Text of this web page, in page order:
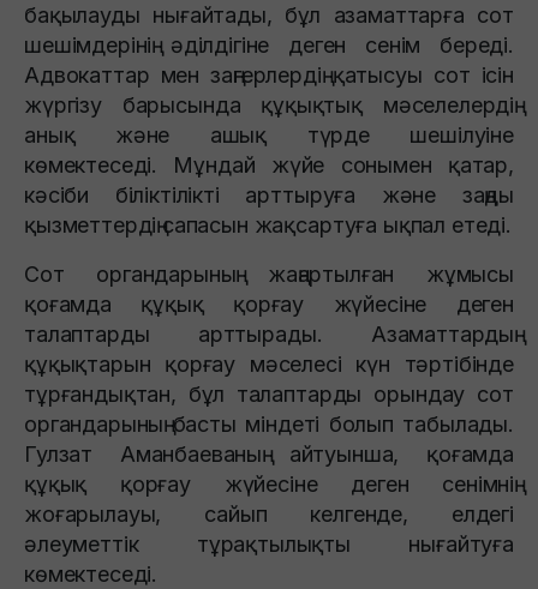
бақылауды нығайтады, бұл азаматтарға сот
шешімдерінің әділдігіне деген сенім береді.
Адвокаттар мен заңгерлердің қатысуы сот ісін
жүргізу барысында құқықтық мәселелердің
анық және ашық түрде шешілуіне
көмектеседі. Мұндай жүйе сонымен қатар,
кәсіби біліктілікті арттыруға және заңды
қызметтердің сапасын жақсартуға ықпал етеді.
Сот органдарының жаңартылған жұмысы
қоғамда құқық қорғау жүйесіне деген
талаптарды арттырады. Азаматтардың
құқықтарын қорғау мәселесі күн тәртібінде
тұрғандықтан, бұл талаптарды орындау сот
органдарының басты міндеті болып табылады.
Гулзат Аманбаеваның айтуынша, қоғамда
құқық қорғау жүйесіне деген сенімнің
жоғарылауы, сайып келгенде, елдегі
әлеуметтік тұрақтылықты нығайтуға
көмектеседі.